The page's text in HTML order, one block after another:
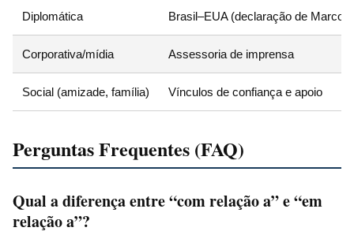
Diplomática Brasil–EUA (declaração de Marco
Corporativa/mídia Assessoria de imprensa
Social (amizade, família) Vínculos de confiança e apoio
Perguntas Frequentes (FAQ)
Qual a diferença entre “com relação a” e “em
relação a”?